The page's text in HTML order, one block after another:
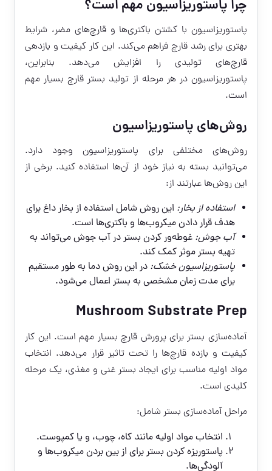
چرا پاستوریزاسیون مهم است؟
پاستوریزاسیون با کشتن باکتری‌ها و قارچ‌های مضر، شرایط
بهتری برای رشد قارچ فراهم می‌کند. این کار کیفیت و بازدهی
قارچ‌های تولیدی را افزایش می‌دهد. بنابراین،
پاستوریزاسیون در هر مرحله از تولید بستر قارچ بسیار مهم
است.
روش‌های پاستوریزاسیون
روش‌های مختلفی برای پاستوریزاسیون وجود دارد.
می‌توانید بسته به نیاز خود از آن‌ها استفاده کنید. برخی از
این روش‌ها عبارتند از:
استفاده از بخار: این روش شامل استفاده از بخار داغ برای
هدف قرار دادن میکروب‌ها و باکتری‌ها است.
آب جوش: غوطه‌ور کردن بستر در آب جوش می‌تواند به
تهیه بستر موثر کمک کند.
پاستوریزاسیون خشک: در این روش دما به طور مستقیم
برای مدت زمان مشخصی به بستر اعمال می‌شود.
Mushroom Substrate Prep
آماده‌سازی بستر برای پرورش قارچ بسیار مهم است. این کار
کیفیت و بازده قارچ‌ها را تحت تاثیر قرار می‌دهد. انتخاب
مواد اولیه مناسب برای ایجاد بستر غنی و مغذی، یک مرحله
کلیدی است.
مراحل آماده‌سازی بستر شامل:
انتخاب مواد اولیه مانند کاه، چوب، و یا کمپوست.
پاستوریزه کردن بستر برای از بین بردن میکروب‌ها و
آلودگی‌ها.